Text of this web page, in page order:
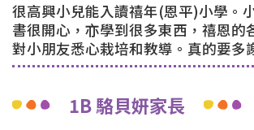
很高興小兒能入讀禧年(恩平)小學。
書很開心，亦學到很多東西，禧恩的
對小朋友悉心栽培和教導。真的要多
1B 駱貝妍家長